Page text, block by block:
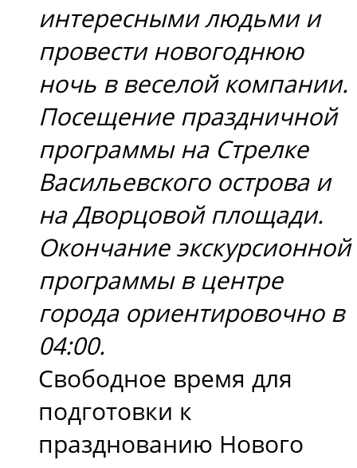
интересными людьми и
провести новогоднюю
ночь в веселой компании.
Посещение праздничной
программы на Стрелке
Васильевского острова и
на Дворцовой площади.
Окончание экскурсионной
программы в центре
города ориентировочно в
04:00.
Свободное время для
подготовки к
празднованию Нового